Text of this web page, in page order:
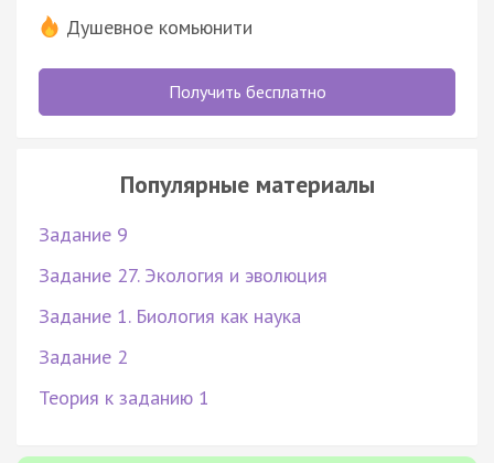
Душевное комьюнити
Получить бесплатно
Популярные материалы
Задание 9
Задание 27. Экология и эволюция
Задание 1. Биология как наука
Задание 2
Теория к заданию 1